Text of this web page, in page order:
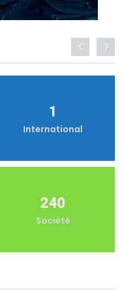
1
International
240
Société